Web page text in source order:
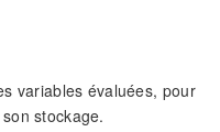
variables évaluées, pour
stockage.